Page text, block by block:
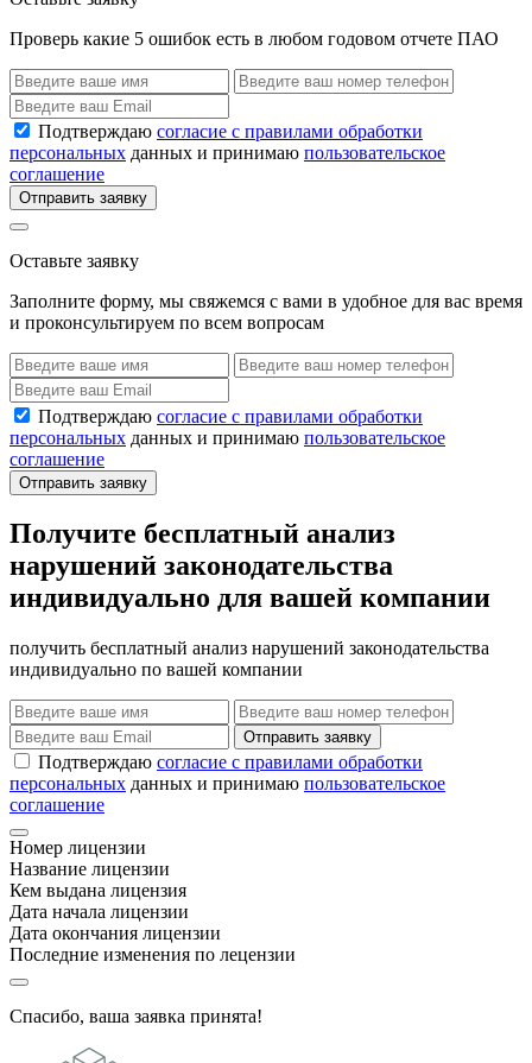
Проверь какие 5 ошибок есть в любом годовом отчете ПАО
Подтверждаю согласие с правилами обработки
персональных данных и принимаю пользовательское
соглашение
Отправить заявку
Оставьте заявку
Заполните форму, мы свяжемся с вами в удобное для вас время
и проконсультируем по всем вопросам
Подтверждаю согласие с правилами обработки
персональных данных и принимаю пользовательское
соглашение
Отправить заявку
Получите бесплатный анализ
нарушений законодательства
индивидуально для вашей компании
получить бесплатный анализ нарушений законодательства
индивидуально по вашей компании
Отправить заявку
Подтверждаю согласие с правилами обработки
персональных данных и принимаю пользовательское
соглашение
Номер лицензии
Название лицензии
Кем выдана лицензия
Дата начала лицензии
Дата окончания лицензии
Последние изменения по лецензии
Спасибо, ваша заявка принята!